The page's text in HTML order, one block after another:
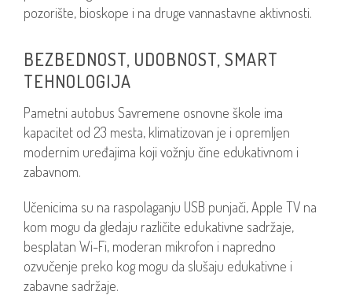
pozorište, bioskope i na druge vannastavne aktivnosti.
BEZBEDNOST, UDOBNOST, SMART
TEHNOLOGIJA
Pametni autobus Savremene osnovne škole ima
kapacitet od 23 mesta, klimatizovan je i opremljen
modernim uređajima koji vožnju čine edukativnom i
zabavnom.
Učenicima su na raspolaganju USB punjači, Apple TV na
kom mogu da gledaju različite edukativne sadržaje,
besplatan Wi-Fi, moderan mikrofon i napredno
ozvučenje preko kog mogu da slušaju edukativne i
zabavne sadržaje.